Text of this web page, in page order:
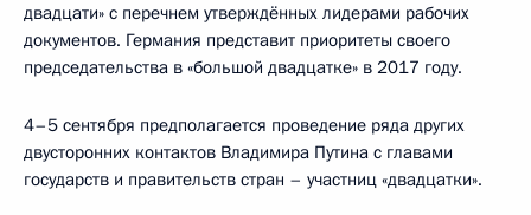
двадцати» с перечнем утверждённых лидерами рабочих
документов. Германия представит приоритеты своего
председательства в «большой двадцатке» в 2017 году.
4–5 сентября предполагается проведение ряда других
двусторонних контактов Владимира Путина с главами
государств и правительств стран – участниц «двадцатки».